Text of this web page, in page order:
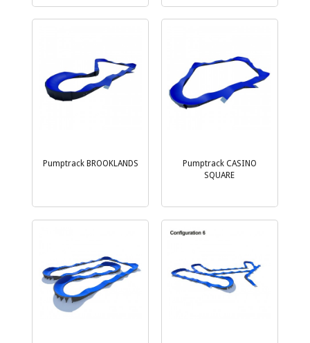
Pumptrack BROOKLANDS
Pumptrack CASINO
SQUARE